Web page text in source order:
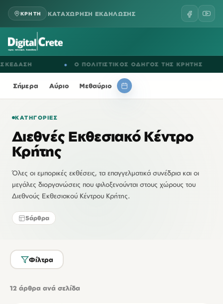
ΚΡΗΤΗ ΚΑΤΑΧΩΡΗΣΗ ΕΚΔΗΛΩΣΗΣ
Ο ΠΟΛΙΤΙΣΤΙΚΟΣ ΟΔΗΓΟΣ ΤΗΣ ΚΡΗΤΗΣ
Σήμερα Αύριο Μεθαύριο
ΚΑΤΗΓΟΡΊΕΣ
Διεθνές Εκθεσιακό Κέντρο
Κρήτης
Όλες οι εμπορικές εκθέσεις, τα επαγγελματικά συνέδρια και οι
μεγάλες διοργανώσεις που φιλοξενούνται στους χώρους του
Διεθνούς Εκθεσιακού Κέντρου Κρήτης.
5άρθρα
Φίλτρα
12 άρθρα ανά σελίδα